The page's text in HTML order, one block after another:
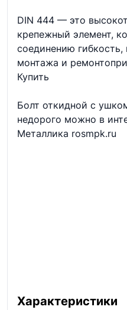
DIN 444 — это
крепежный элемент,
соединению
монтажа и
Купить
Болт откидной с
недорого можно в
Металлика rosmpk.ru
Характеристики